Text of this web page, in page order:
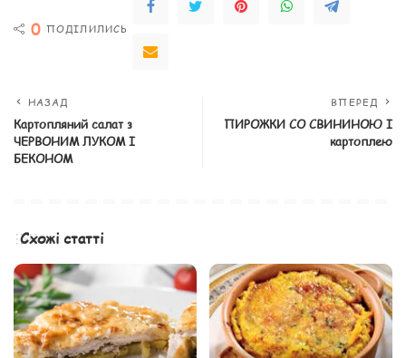
0 ПОДІЛИЛИСЬ
НАЗАД
Картопляний салат з
ЧЕРВОНИМ ЛУКОМ І
БЕКОНОМ
ВПЕРЕД
ПИРОЖКИ СО СВИНИНОЮ І
картоплею
Схожі статті